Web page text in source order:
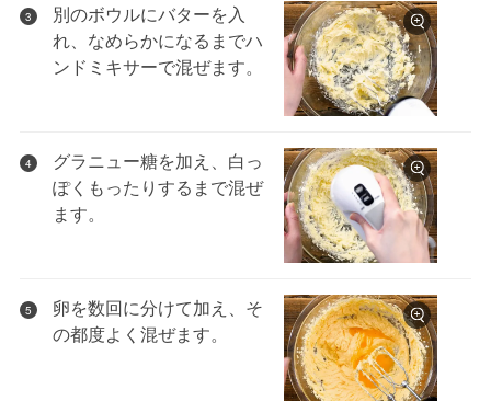
3
別のボウルにバターを入
れ、なめらかになるまでハ
ンドミキサーで混ぜます。
4
グラニュー糖を加え、白っ
ぽくもったりするまで混ぜ
ます。
5
卵を数回に分けて加え、そ
の都度よく混ぜます。